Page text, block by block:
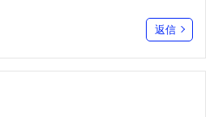
返信